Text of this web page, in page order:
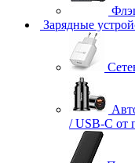
Зарядные
/ USB-C от